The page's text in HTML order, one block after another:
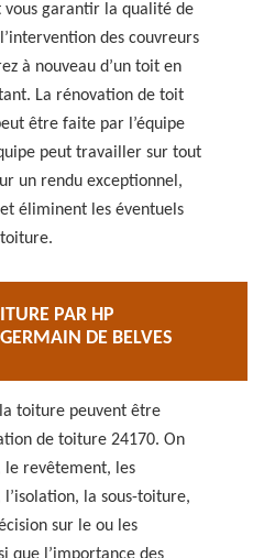
garantir la qualité de
des couvreurs
à nouveau d’un toit en
La rénovation de toit
être faite par l’équipe
peut travailler sur tout
un rendu exceptionnel,
éliminent les éventuels
PAR HP
DE BELVES
toiture peuvent être
de toiture 24170. On
le revêtement, les
la sous-toiture,
sur le ou les